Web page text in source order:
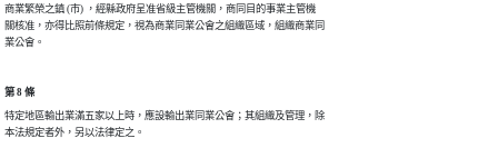
商業繁榮之鎮 (市) ，經縣政府呈准省級主管機關，商同目的事業主管機
關核准，亦得比照前條規定，視為商業同業公會之組織區域，組織商業同
業公會。
第 8 條
特定地區輸出業滿五家以上時，應設輸出業同業公會；其組織及管理，除
本法規定者外，另以法律定之。